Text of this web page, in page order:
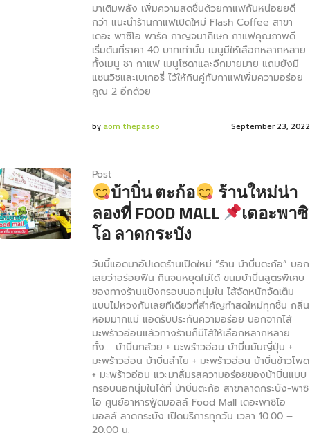
มาเติมพลัง เพิ่มความสดชื่นด้วยกาแฟกันหน่อยยดี
กว่า แนะนำร้านกาแฟเปิดใหม่ Flash Coffee สาขา
เดอะ พาซิโอ พาร์ค กาญจนาภิเษก กาแฟคุณภาพดี
เริ่มต้นที่ราคา 40 บาทเท่านั้น เมนูมีให้เลือกหลากหลาย
ทั้งเมนู ชา กาแฟ เมนูโซดาและอีกมายมาย แถมยังมี
แซนวิชและเบเกอรี่ ไว้ให้กินคู่กับกาแฟเพิ่มความอร่อย
คูณ 2 อีกด้วย
September 23, 2022
byaom thepaseo
Post
บ้าบิ่น ตะก้อ
ร้านใหม่น่า
ลองที่ FOOD MALL
เดอะพาซิ
โอ ลาดกระบัง
วันนี้แอดมาอัปเดตร้านเปิดใหม่ “ร้าน บ้าบิ่นตะก้อ” บอก
เลยว่าอร่อยฟิน กินจนหยุดไม่ได้ ขนมบ้าบิ่นสูตรพิเศษ
ของทางร้านแป้งกรอบนอกนุ่มใน ไส้จัดหนักจัดเต็ม
แบบไม่หวงกันเลยทีเดียวที่สำคัญทำสดใหม่ทุกชิ้น กลิ่น
หอมมากแม่ แอดรับประกันความอร่อย นอกจากไส้
มะพร้าวอ่อนแล้วทางร้านก็มีไส้ให้เลือกหลากหลาย
ทั้ง…. บ้าบิ่นกล้วย + มะพร้าวอ่อน บ้าบิ่นมันญี่ปุ่น +
มะพร้าวอ่อน บ้าบิ่นลำไย + มะพร้าวอ่อน บ้าบิ่นข้าวโพด
+ มะพร้าวอ่อน แวะมาลิ้มรสความอร่อยของบ้าบิ่นแบบ
กรอบนอกนุ่มในได้ที่ บ้าบิ่นตะก้อ สาขาลาดกระบัง-พาซิ
โอ ศูนย์อาหารฟู้ดมอลล์ Food Mall เดอะพาซิโอ
มอลล์ ลาดกระบัง เปิดบริการทุกวัน เวลา 10.00 –
20.00 น.